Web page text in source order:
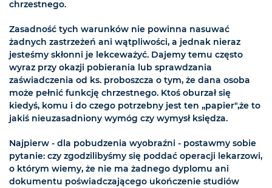
chrzestnego.
Zasadność tych warunków nie powinna nasuwać
żadnych zastrzeżeń ani wątpliwości, a jednak nieraz
jesteśmy skłonni je lekceważyć. Dajemy temu często
wyraz przy okazji pobierania lub sprawdzania
zaświadczenia od ks. proboszcza o tym, że dana osoba
może pełnić funkcję chrzestnego. Ktoś oburzał się
kiedyś, komu i do czego potrzebny jest ten „papier",że to
jakiś nieuzasadniony wymóg czy wymysł księdza.
Najpierw - dla pobudzenia wyobraźni - postawmy sobie
pytanie: czy zgodzilibyśmy się poddać operacji lekarzowi,
o którym wiemy, że nie ma żadnego dyplomu ani
dokumentu poświadczającego ukończenie studiów